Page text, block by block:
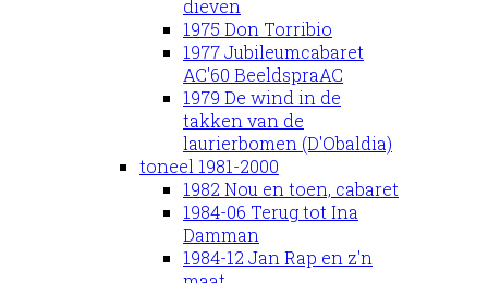
dieven
1975 Don Torribio
1977 Jubileumcabaret
AC'60 BeeldspraAC
1979 De wind in de
takken van de
laurierbomen (D'Obaldia)
toneel 1981-2000
1982 Nou en toen, cabaret
1984-06 Terug tot Ina
Damman
1984-12 Jan Rap en z'n